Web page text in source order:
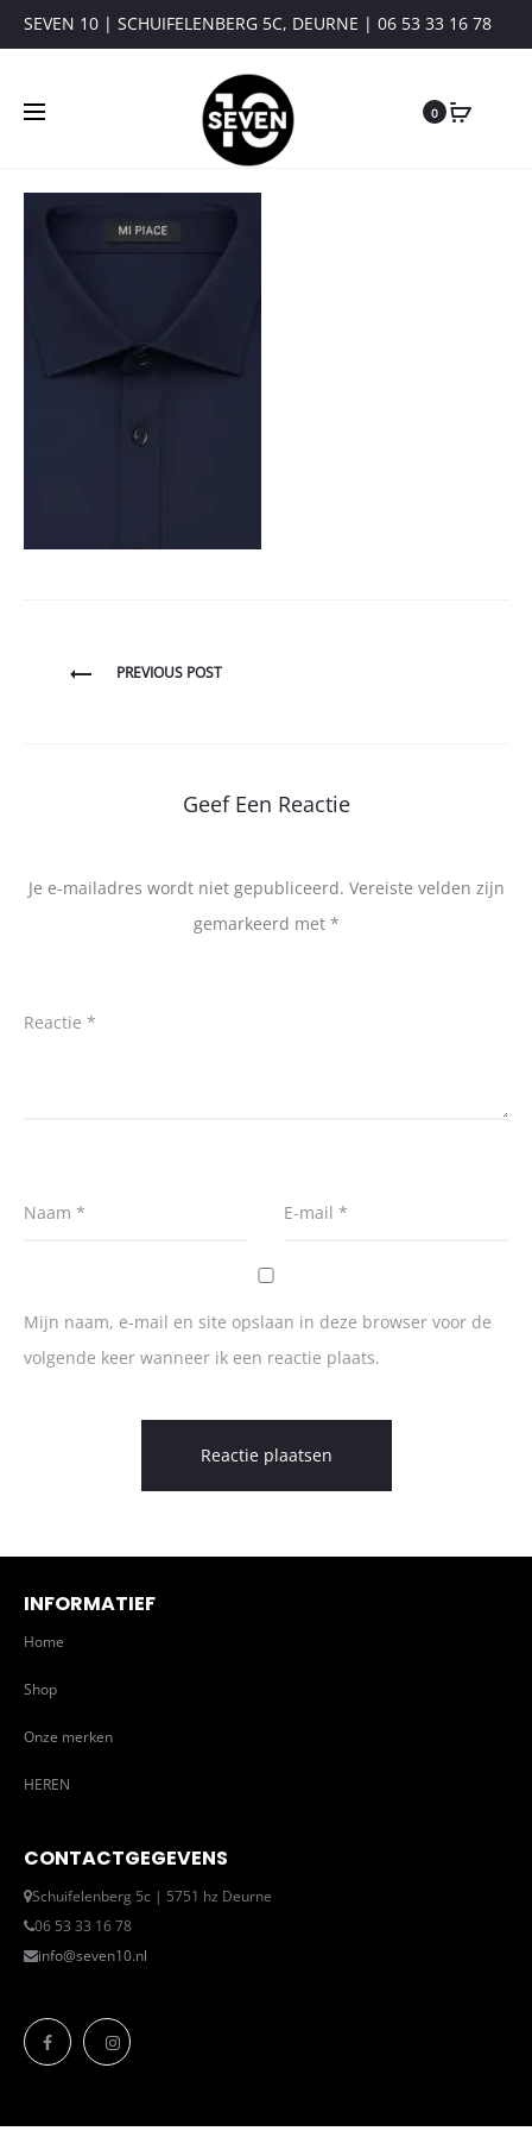
SEVEN 10 | SCHUIFELENBERG 5C, DEURNE | 06 53 33 16 78
0
BerichtPREVIOUS POST
Geef Een Reactie
Je e-mailadres wordt niet gepubliceerd. Vereiste velden zijn
gemarkeerd met *
Reactie *
Naam * E-mail *
Mijn naam, e-mail en site opslaan in deze browser voor de
volgende keer wanneer ik een reactie plaats.
INFORMATIEF
Home
Shop
Onze merken
HEREN
CONTACTGEGEVENS
Schuifelenberg 5c | 5751 hz Deurne
06 53 33 16 78
info@seven10.nl